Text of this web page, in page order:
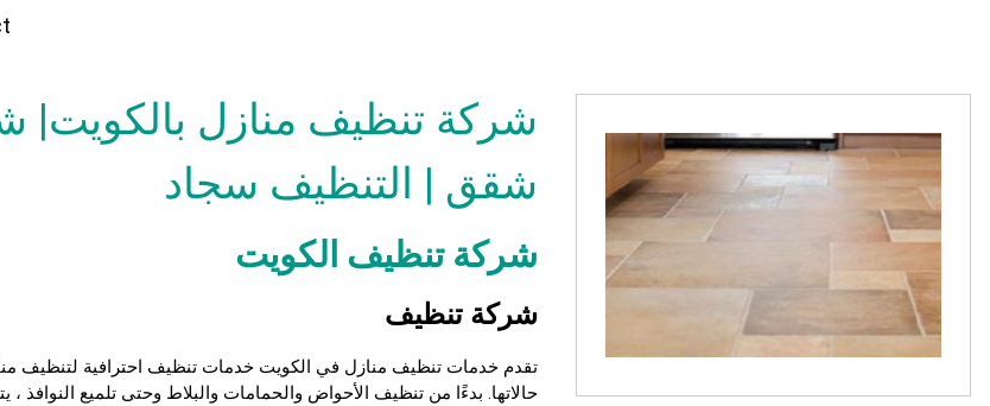
شركة تنظيف منازل بالكويت|
شقق | التنظيف سجاد
شركة تنظيف الكويت
شركة تنظيف
تقدم خدمات تنظيف منازل في الكويت خدمات تنظيف احترافية لتنظيف
حالاتها. بدءًا من تنظيف الأحواض والحمامات والبلاط وحتى تلميع النوافذ ،